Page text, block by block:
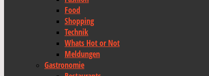
Food
Shopping
Technik
Whats Hot or Not
Meldungen
Gastronomie